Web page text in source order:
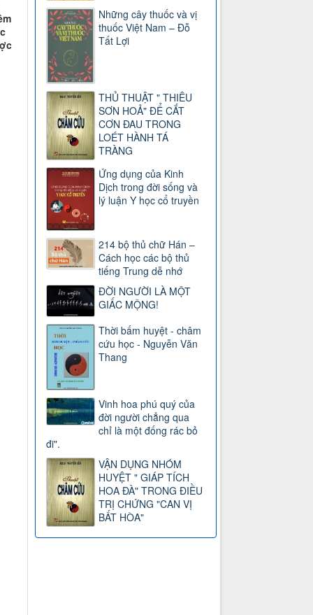
Những cây thuốc và vị
thuốc Việt Nam – Đỗ
Tất Lợi
THỦ THUẬT " THIÊU
SƠN HOẢ" ĐỂ CẮT
CƠN ĐAU TRONG
LOÉT HÀNH TÁ
TRÀNG
Ứng dụng của Kinh
Dịch trong đời sống và
lý luận Y học cổ truyền
214 bộ thủ chữ Hán –
Cách học các bộ thủ
tiếng Trung dễ nhớ
ĐỜI NGƯỜI LÀ MỘT
GIẤC MỘNG!
Thời bấm huyệt - châm
cứu học - Nguyễn Văn
Thang
Vinh hoa phú quý của
đời người chẳng qua
chỉ là một đống rác bỏ
đi".
VẬN DỤNG NHÓM
HUYỆT " GIÁP TÍCH
HOA ĐÀ" TRONG ĐIỀU
TRỊ CHỨNG "CAN VỊ
BẤT HÒA"